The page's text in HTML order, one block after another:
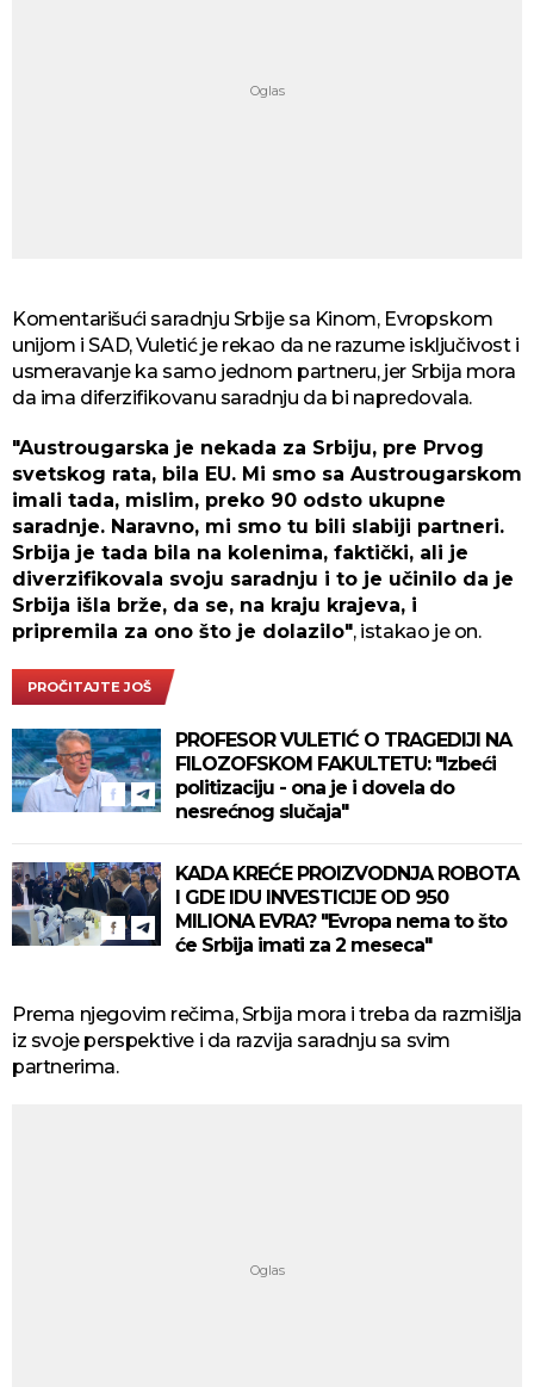
Komentarišući saradnju Srbije sa Kinom, Evropskom
unijom i SAD, Vuletić je rekao da ne razume isključivost i
usmeravanje ka samo jednom partneru, jer Srbija mora
da ima diferzifikovanu saradnju da bi napredovala.
"Austrougarska je nekada za Srbiju, pre Prvog
svetskog rata, bila EU. Mi smo sa Austrougarskom
imali tada, mislim, preko 90 odsto ukupne
saradnje. Naravno, mi smo tu bili slabiji partneri.
Srbija je tada bila na kolenima, faktički, ali je
diverzifikovala svoju saradnju i to je učinilo da je
Srbija išla brže, da se, na kraju krajeva, i
pripremila za ono što je dolazilo", istakao je on.
PROČITAJTE JOŠ
PROFESOR VULETIĆ O TRAGEDIJI NA
FILOZOFSKOM FAKULTETU: "Izbeći
politizaciju - ona je i dovela do
nesrećnog slučaja"
KADA KREĆE PROIZVODNJA ROBOTA
I GDE IDU INVESTICIJE OD 950
MILIONA EVRA? "Evropa nema to što
će Srbija imati za 2 meseca"
Prema njegovim rečima, Srbija mora i treba da razmišlja
iz svoje perspektive i da razvija saradnju sa svim
partnerima.